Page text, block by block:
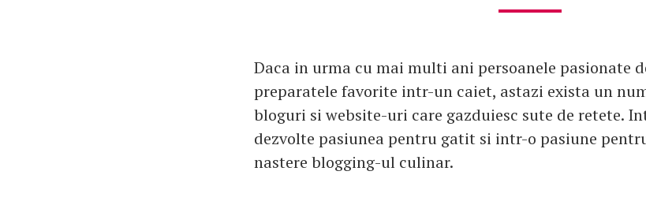
Daca in urma cu mai multi ani persoanele pasionate
preparatele favorite intr-un caiet, astazi exista un
bloguri si website-uri care gazduiesc sute de retete.
dezvolte pasiunea pentru gatit si intr-o pasiune
nastere blogging-ul culinar.